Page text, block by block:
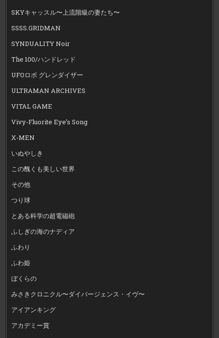
SKYキャッスル〜上流階級の妻たち〜
SSSS.GRIDMAN
SYNDUALITY Noir
The 100/ハンドレッド
UFOロボ グレンダイザー
ULTRAMAN ARCHIVES
VITAL GAME
Vivy-Fluorite Eye’s Song
X-MEN
いぬやしき
この醜くも美しい世界
その他
つり球
とある科学の超電磁砲
ふしぎの海のナディア
ふわり
ふわ姫
ぼくらの
みさきクロニクル〜ダイバージェンス・イヴ〜
アイアンキング
アカデミー賞